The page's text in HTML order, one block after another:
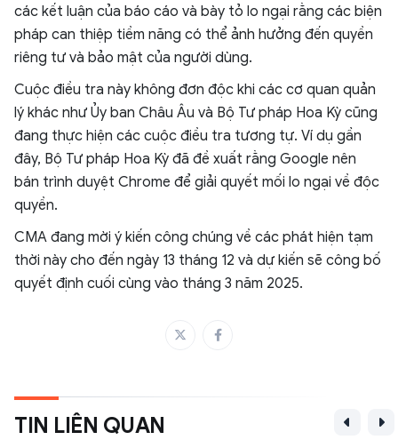
các kết luận của báo cáo và bày tỏ lo ngại rằng các biện
pháp can thiệp tiềm năng có thể ảnh hưởng đến quyền
riêng tư và bảo mật của người dùng.
Cuộc điều tra này không đơn độc khi các cơ quan quản
lý khác như Ủy ban Châu Âu và Bộ Tư pháp Hoa Kỳ cũng
đang thực hiện các cuộc điều tra tương tự. Ví dụ gần
đây, Bộ Tư pháp Hoa Kỳ đã đề xuất rằng Google nên
bán trình duyệt Chrome để giải quyết mối lo ngại về độc
quyền.
CMA đang mời ý kiến công chúng về các phát hiện tạm
thời này cho đến ngày 13 tháng 12 và dự kiến sẽ công bố
quyết định cuối cùng vào tháng 3 năm 2025.
TIN LIÊN QUAN